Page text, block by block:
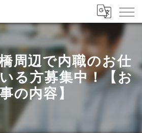
橋周辺で内職のお仕
る方募集中！【お
の内容】